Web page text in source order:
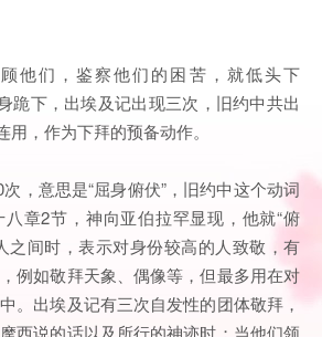
他们，鉴察他们的困苦，就低头下
跪下，出埃及记出现三次，旧约中共出
用，作为下拜的预备动作。
，意思是“屈身俯伏”，旧约中这个动词
章2节，神向亚伯拉罕显现，他就“俯
之间时，表示对身份较高的人致敬，有
例如敬拜天象、偶像等，但最多用在对
。出埃及记有三次自发性的团体敬拜，
西说的话以及所行的神迹时；当他们领